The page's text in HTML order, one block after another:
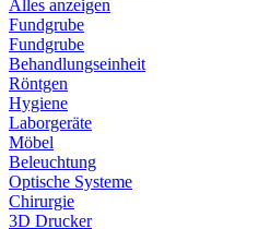
Alles anzeigen
Fundgrube
Fundgrube
Behandlungseinheit
Röntgen
Hygiene
Laborgeräte
Möbel
Beleuchtung
Optische Systeme
Chirurgie
3D Drucker